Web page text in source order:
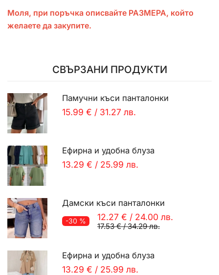
Моля, при поръчка описвайте РАЗМЕРА, който
желаете да закупите.
СВЪРЗАНИ ПРОДУКТИ
Памучни къси панталонки
15.99 € / 31.27 лв.
Ефирна и удобна блуза
13.29 € / 25.99 лв.
Дамски къси панталонки
-30 % 12.27 € / 24.00 лв.
17.53 €/34.29 лв.
Ефирна и удобна блуза
13.29 € / 25.99 лв.